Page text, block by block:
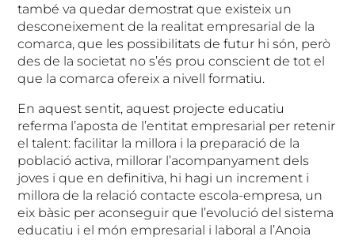
també va quedar demostrat que existeix un
desconeixement de la realitat empresarial de la
comarca, que les possibilitats de futur hi són, però
des de la societat no s’és prou conscient de tot el
que la comarca ofereix a nivell formatiu.
En aquest sentit, aquest projecte educatiu
referma l’aposta de l’entitat empresarial per retenir
el talent: facilitar la millora i la preparació de la
població activa, millorar l’acompanyament dels
joves i que en definitiva, hi hagi un increment i
millora de la relació contacte escola-empresa, un
eix bàsic per aconseguir que l’evolució del sistema
educatiu i el món empresarial i laboral a l’Anoia